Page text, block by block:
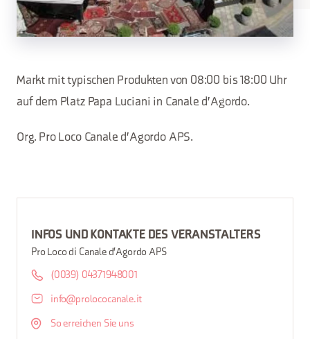
Markt mit typischen Produkten von 08:00 bis 18:00 Uhr
auf dem Platz Papa Luciani in Canale d'Agordo.
Org. Pro Loco Canale d'Agordo APS.
INFOS UND KONTAKTE DES VERANSTALTERS
Pro Loco di Canale d'Agordo APS
(0039) 04371948001
info@prolococanale.it
So erreichen Sie uns